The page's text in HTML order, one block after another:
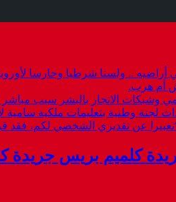
.. ولسنا شرطيا وحارسا
أم هرب.
وشبكات الاتجار بالبشر سبب
لجنة وطنية بتعليمات ملكية
عن تقديري الشخصي لكم،
كلميم بريس جريدة